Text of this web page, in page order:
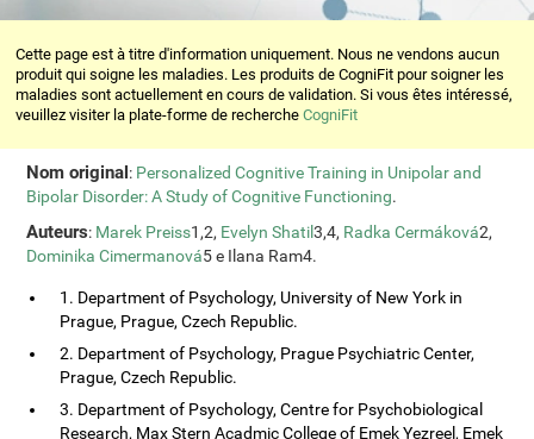
Cette page est à titre d'information uniquement. Nous ne vendons aucun
produit qui soigne les maladies. Les produits de CogniFit pour soigner les
maladies sont actuellement en cours de validation. Si vous êtes intéressé,
veuillez visiter la plate-forme de rechercheCogniFit
Nom original: Personalized Cognitive Training in Unipolar and
Bipolar Disorder: A Study of Cognitive Functioning.
Auteurs: Marek Preiss1,2, Evelyn Shatil3,4, Radka Cermáková2,
Dominika Cimermanová5 e Ilana Ram4.
1. Department of Psychology, University of New York in
Prague, Prague, Czech Republic.
2. Department of Psychology, Prague Psychiatric Center,
Prague, Czech Republic.
3. Department of Psychology, Centre for Psychobiological
Research, Max Stern Acadmic College of Emek Yezreel, Emek